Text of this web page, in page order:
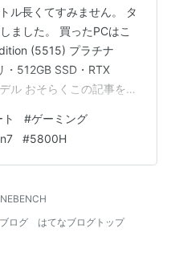
ル長くてすみません。 タ
ました。 買ったPCはこ
(5515) プラチナ
512GB SSD・RTX
ル おそらくこの記事を見
いた方だと思うので詳
ミングノートPCを購入
ゲーミングノートPCだっ
#ゲーミング
#5800H
ログ
はてなブログトップ